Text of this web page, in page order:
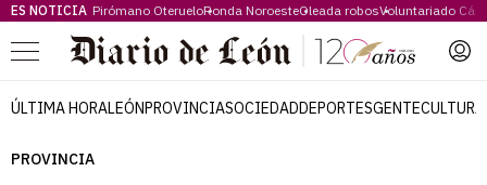
ES NOTICIA Pirómano OterueloRonda NoroesteOleada robosVoluntariado
Menú
ÚLTIMA HORALEÓNPROVINCIASOCIEDADDEPORTESGENTECULTURA
PROVINCIA